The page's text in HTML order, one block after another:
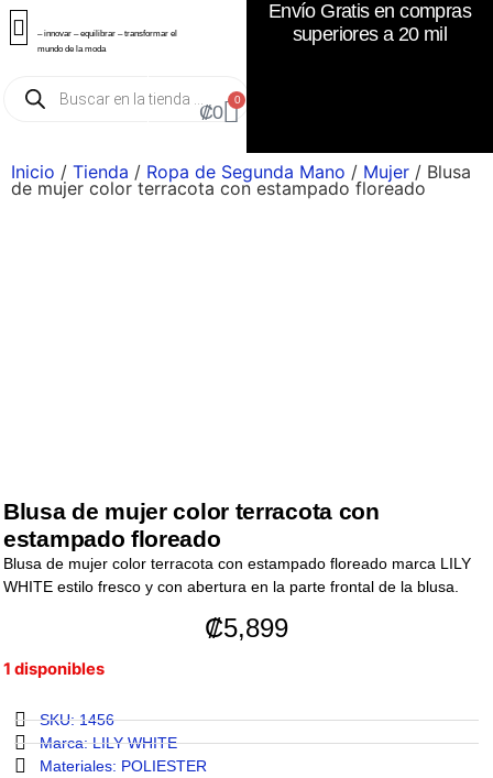
– innovar – equilibrar – transformar el
mundo de la moda
₡0
0
Envío Gratis en compras
superiores a 20 mil
Inicio / Tienda / Ropa de Segunda Mano / Mujer / Blusa
de mujer color terracota con estampado floreado
Blusa de mujer color terracota con
estampado floreado
Blusa de mujer color terracota con estampado floreado marca LILY
WHITE estilo fresco y con abertura en la parte frontal de la blusa.
₡5,899
1 disponibles
SKU: 1456
Marca:LILY WHITE
Materiales: POLIESTER